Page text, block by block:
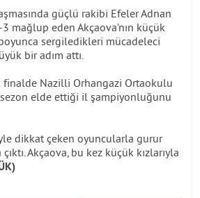
güçlü rakibi Efeler Adnan
mağlup eden Akçaova’nın küçük
boyunca sergiledikleri mücadeleci
bir adım attı.
finalde Nazilli Orhangazi Ortaokulu
sezon elde ettiği il şampiyonluğunu
dikkat çeken oyuncularla gurur
Akçaova, bu kez küçük kızlarıyla